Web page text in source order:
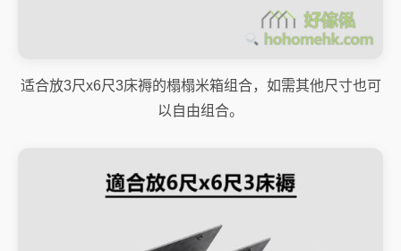
适合放3尺x6尺3床褥的榻榻米箱组合，如需其他尺寸也可
以自由组合。